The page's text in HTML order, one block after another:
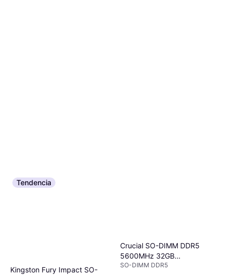
Tendencia
Kingston Fury Impact SO-
Crucial SO-DIMM DDR5
5600MHz 32GB
(CT32G56C46S5)
SO-DIMM DDR5